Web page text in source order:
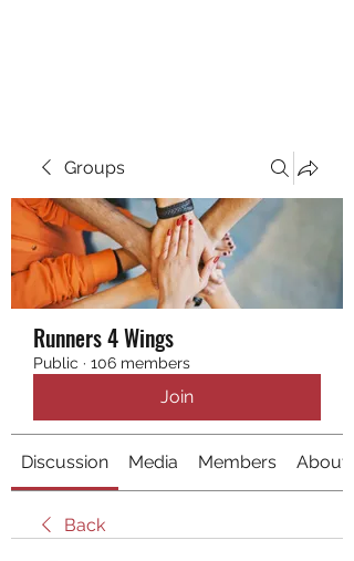
Groups
Runners 4 Wings
Public · 106 members
Join
Discussion Media Members About
Back